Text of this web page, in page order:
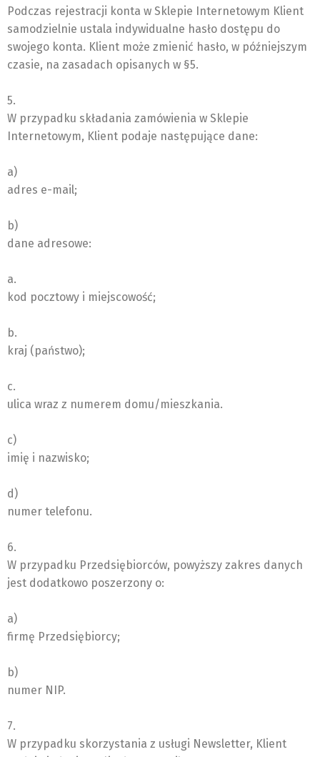
Podczas rejestracji konta w Sklepie Internetowym Klient
samodzielnie ustala indywidualne hasło dostępu do
swojego konta. Klient może zmienić hasło, w późniejszym
czasie, na zasadach opisanych w §5.
5.
W przypadku składania zamówienia w Sklepie
Internetowym, Klient podaje następujące dane:
a)
adres e-mail;
b)
dane adresowe:
a.
kod pocztowy i miejscowość;
b.
kraj (państwo);
c.
ulica wraz z numerem domu/mieszkania.
c)
imię i nazwisko;
d)
numer telefonu.
6.
W przypadku Przedsiębiorców, powyższy zakres danych
jest dodatkowo poszerzony o:
a)
firmę Przedsiębiorcy;
b)
numer NIP.
7.
W przypadku skorzystania z usługi Newsletter, Klient